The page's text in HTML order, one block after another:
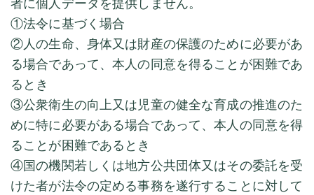
①法令に基づく場合
②人の生命、身体又は財産の保護のために必要があ
る場合であって、本人の同意を得ることが困難であ
るとき
③公衆衛生の向上又は児童の健全な育成の推進のた
めに特に必要がある場合であって、本人の同意を得
ることが困難であるとき
④国の機関若しくは地方公共団体又はその委託を受
けた者が法令の定める事務を遂行することに対して